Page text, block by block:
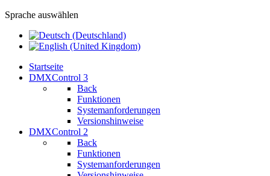
Sprache auswählen
Startseite
DMXControl 3
Back
Funktionen
Systemanforderungen
Versionshinweise
DMXControl 2
Back
Funktionen
Systemanforderungen